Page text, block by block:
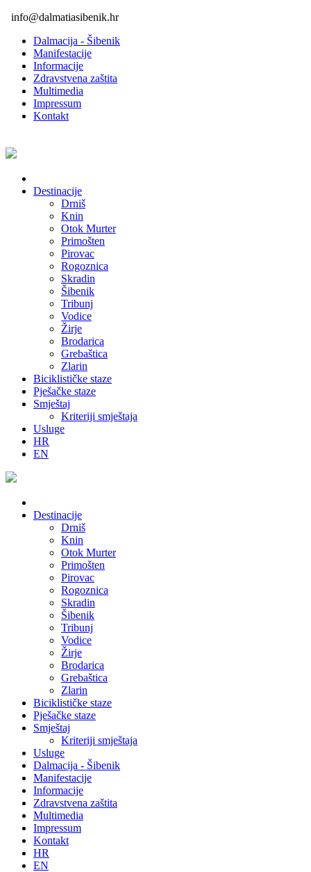
info@dalmatiasibenik.hr
Dalmacija - Šibenik
Manifestacije
Informacije
Zdravstvena zaštita
Multimedia
Impressum
Kontakt
Destinacije
Drniš
Knin
Otok Murter
Primošten
Pirovac
Rogoznica
Skradin
Šibenik
Tribunj
Vodice
Žirje
Brodarica
Grebaštica
Zlarin
Biciklističke staze
Pješačke staze
Smještaj
Kriteriji smještaja
Usluge
HR
EN
Destinacije
Drniš
Knin
Otok Murter
Primošten
Pirovac
Rogoznica
Skradin
Šibenik
Tribunj
Vodice
Žirje
Brodarica
Grebaštica
Zlarin
Biciklističke staze
Pješačke staze
Smještaj
Kriteriji smještaja
Usluge
Dalmacija - Šibenik
Manifestacije
Informacije
Zdravstvena zaštita
Multimedia
Impressum
Kontakt
HR
EN